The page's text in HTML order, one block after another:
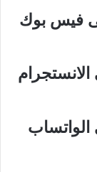
فيس بوك
الواتساب